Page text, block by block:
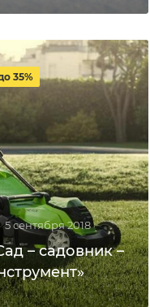
5 сентября 2018
– садовник –
35%